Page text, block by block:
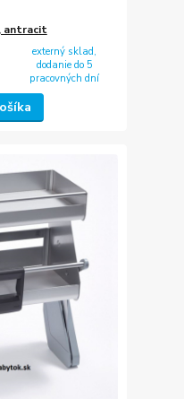
antracit
externý sklad,
dodanie do 5
pracovných dní